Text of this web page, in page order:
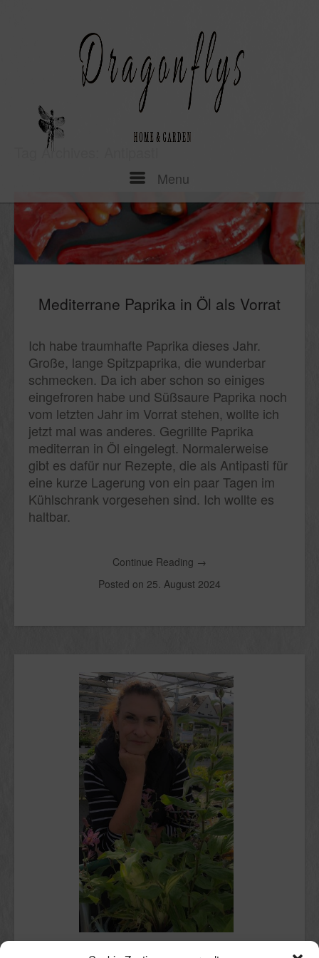
Menu
Tag Archives:
Mediterrane Paprika in Öl als Vorrat
Ich habe traumhafte Paprika dieses Jahr.
Große, lange Spitzpaprika, die wunderbar
schmecken. Da ich aber schon so einiges
eingefroren habe und Süßsaure Paprika noch
vom letzten Jahr im Vorrat stehen, wollte ich
jetzt mal was anderes. Gegrillte Paprika
mediterran in Öl eingelegt. Normalerweise
gibt es dafür nur Rezepte, die als Antipasti für
eine kurze Lagerung von ein paar Tagen im
Kühlschrank vorgesehen sind. Ich wollte es
haltbar.
Continue Reading →
Posted on 25. August 2024